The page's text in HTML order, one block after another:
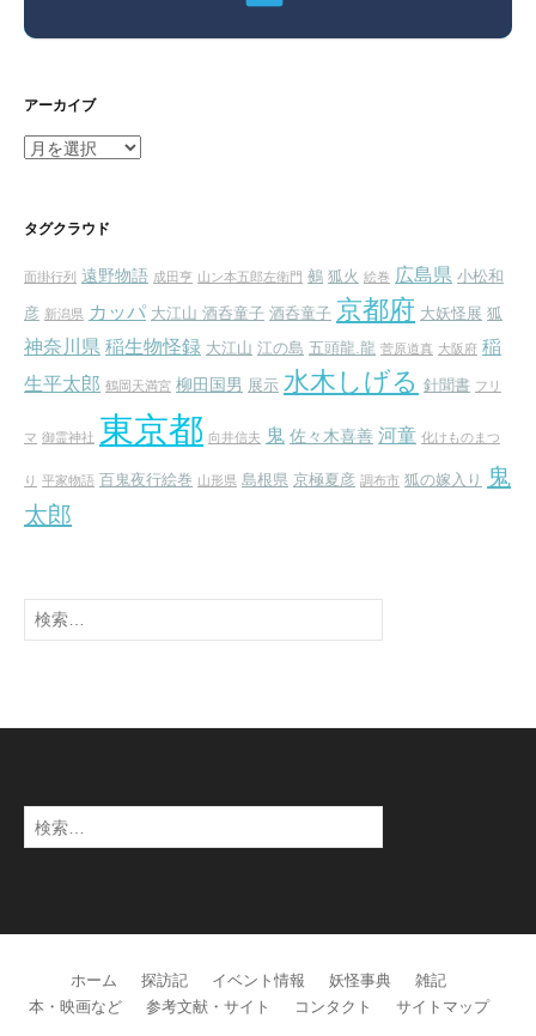
アーカイブ
ア
イ
タグクラウド
面掛行列 遠野物語 成田亨 山ン本五郎左衛門 鵺 狐火 絵巻 広島県 小松和
彦 新潟県 カッパ 大江山 酒呑童子 酒呑童子 京都府 大妖怪展 狐
神奈川県 稲生物怪録 大江山 江の島 五頭龍.龍 菅原道真 大阪府 稲
生平太郎 鶴岡天満宮 柳田国男 展示 水木しげる 針聞書 フリ
マ 御霊神社 東京都 向井信夫 鬼 佐々木喜善 河童 化けものまつ
り 平家物語 百鬼夜行絵巻 山形県 島根県 京極夏彦 調布市 狐の嫁入り
鬼
太郎
検
索:
検
索:
ホーム 探訪記 イベント情報 妖怪事典
雑記
本・映画など
参考文献・サイト コンタクト サイトマップ